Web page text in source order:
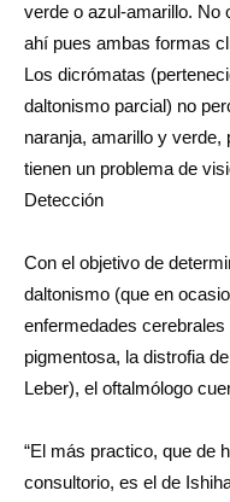
verde o azul-amarillo. No
ahí pues ambas formas
Los dicrómatas
daltonismo parcial) no
naranja, amarillo y
tienen un problema de
Detección
Con el objetivo de
daltonismo (que en
enfermedades
pigmentosa, la distrofia
Leber), el oftalmólogo
“El más practico, que de
consultorio, es el de